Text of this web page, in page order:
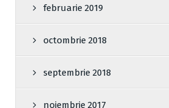
februarie 2019
octombrie 2018
septembrie 2018
noiembrie 2017